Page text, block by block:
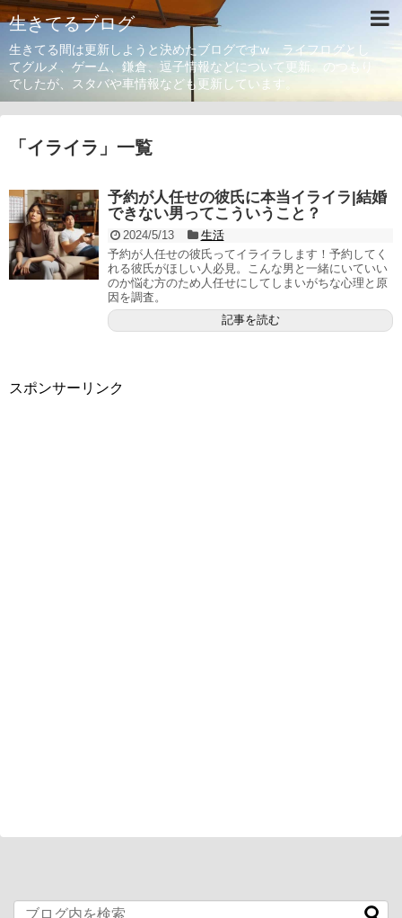
生きてるブログ
生きてる間は更新しようと決めたブログですw ライフログとし
てグルメ、ゲーム、鎌倉、逗子情報などについて更新。のつもり
でしたが、スタバや車情報なども更新しています。
「 イライラ 」 一覧
予約が人任せの彼氏に本当イライラ|結婚
できない男ってこういうこと？
2024/5/13
生活
予約が人任せの彼氏ってイライラします！予約してく
れる彼氏がほしい人必見。こんな男と一緒にいていい
のか悩む方のため人任せにしてしまいがちな心理と原
因を調査。
記事を読む
スポンサーリンク